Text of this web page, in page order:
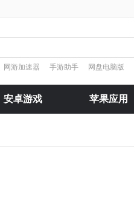
网游加速器 手游助手 网盘电脑版
安卓游戏 苹果应用